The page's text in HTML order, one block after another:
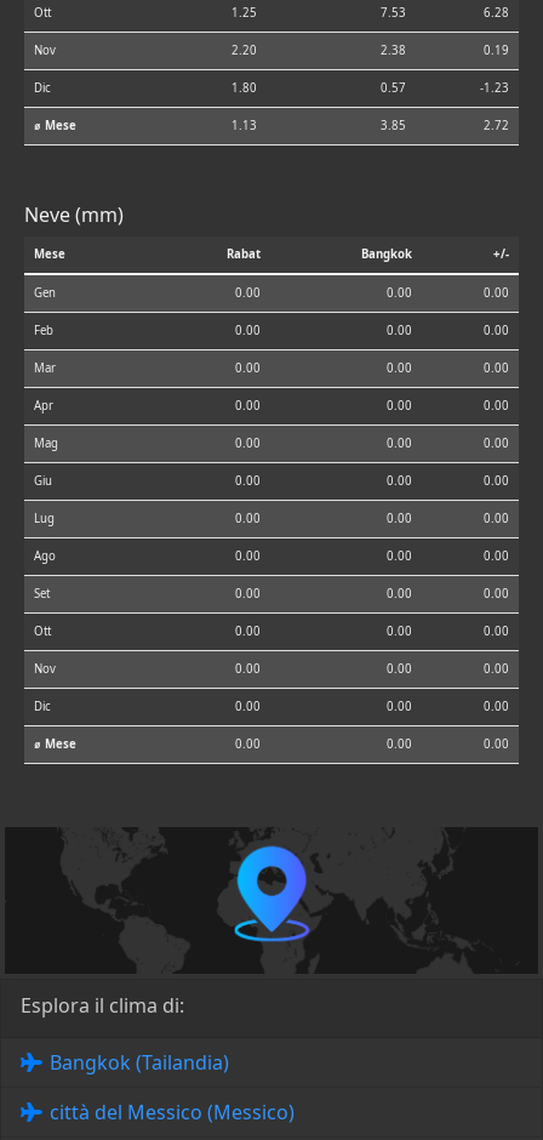
Ott 1.25 7.53 6.28
Nov 2.20 2.38 0.19
Dic 1.80 0.57 -1.23
⌀ Mese 1.13 3.85 2.72
Neve (mm)
Mese Rabat Bangkok +/-
Gen 0.00 0.00 0.00
Feb 0.00 0.00 0.00
Mar 0.00 0.00 0.00
Apr 0.00 0.00 0.00
Mag 0.00 0.00 0.00
Giu 0.00 0.00 0.00
Lug 0.00 0.00 0.00
Ago 0.00 0.00 0.00
Set 0.00 0.00 0.00
Ott 0.00 0.00 0.00
Nov 0.00 0.00 0.00
Dic 0.00 0.00 0.00
⌀ Mese 0.00 0.00 0.00
Esplora il clima di:
Bangkok (Tailandia)
città del Messico (Messico)